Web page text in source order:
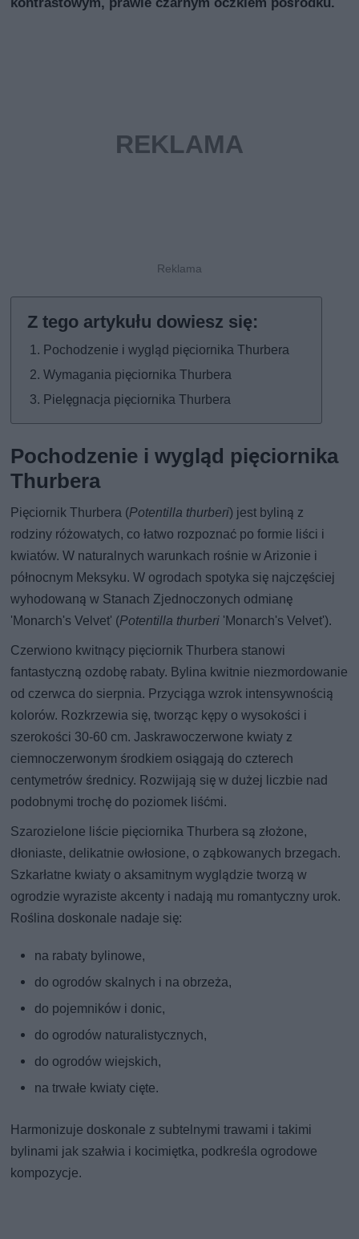
Pochodzenie i wygląd pięciornika Thurbera
Wymagania pięciornika Thurbera
Pielęgnacja pięciornika Thurbera
Pochodzenie i wygląd pięciornika
Thurbera
Pięciornik Thurbera (Potentilla thurberi) jest byliną z
rodziny różowatych, co łatwo rozpoznać po formie liści i
kwiatów. W naturalnych warunkach rośnie w Arizonie i
północnym Meksyku. W ogrodach spotyka się najczęściej
wyhodowaną w Stanach Zjednoczonych odmianę
'Monarch's Velvet' (Potentilla thurberi 'Monarch's Velvet').
Czerwiono kwitnący pięciornik Thurbera stanowi
fantastyczną ozdobę rabaty. Bylina kwitnie niezmordowanie
od czerwca do sierpnia. Przyciąga wzrok intensywnością
kolorów. Rozkrzewia się, tworząc kępy o wysokości i
szerokości 30-60 cm. Jaskrawoczerwone kwiaty z
ciemnoczerwonym środkiem osiągają do czterech
centymetrów średnicy. Rozwijają się w dużej liczbie nad
podobnymi trochę do poziomek liśćmi.
Szarozielone liście pięciornika Thurbera są złożone,
dłoniaste, delikatnie owłosione, o ząbkowanych brzegach.
Szkarłatne kwiaty o aksamitnym wyglądzie tworzą w
ogrodzie wyraziste akcenty i nadają mu romantyczny urok.
Roślina doskonale nadaje się:
na rabaty bylinowe,
do ogrodów skalnych i na obrzeża,
do pojemników i donic,
do ogrodów naturalistycznych,
do ogrodów wiejskich,
na trwałe kwiaty cięte.
Harmonizuje doskonale z subtelnymi trawami i takimi
bylinami jak szałwia i kocimiętka, podkreśla ogrodowe
kompozycje.